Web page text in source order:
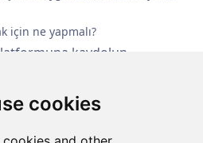
cookies
için ne yapmalı?
kaydolun
bağlayın
uygulamanızı açın (ve